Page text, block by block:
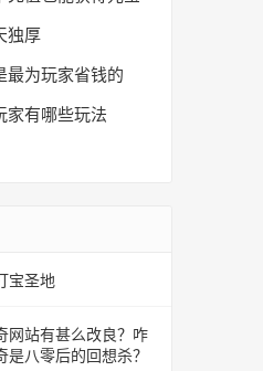
独厚
最为玩家省钱的
家有哪些玩法
宝圣地
网站有甚么改良？咋
是八零后的回想杀？